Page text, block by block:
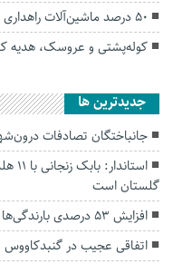
۵۰ درصد ماشین‌آلات راهداری گلستان به نوسازی نیاز دارد
کوله‌پشتی و عروسک، هدیه
جديدترين ها
جانباختگان تصادفات درون‌شهری گلستان
گلستان است
افزایش ۵۳ درصدی بارندگی‌ها در گلستان
اتفاقی عجیب در‌